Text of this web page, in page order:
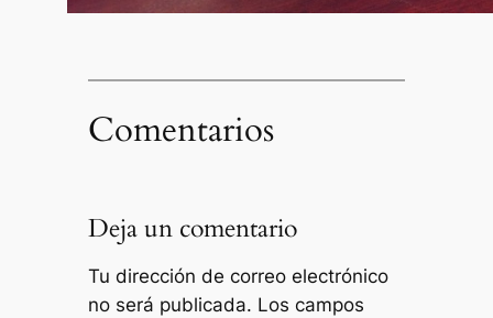
Comentarios
Deja un comentario
Tu dirección de correo electrónico
no será publicada. Los campos